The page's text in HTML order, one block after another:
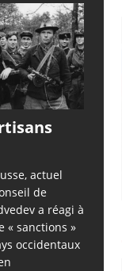
actuel
de
a réagi à
« sanctions »
occidentaux